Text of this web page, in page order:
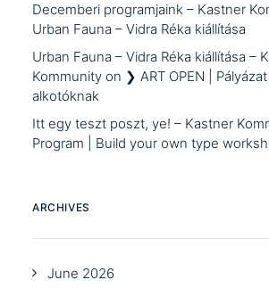
Decemberi programjaink – Kastner
Urban Fauna – Vidra Réka kiállítása
Urban Fauna – Vidra Réka kiállítása –
Kommunity on ❯ ART OPEN |
alkotóknak
Itt egy teszt poszt, ye! – Kastner
Program | Build your own type
ARCHIVES
June 2026